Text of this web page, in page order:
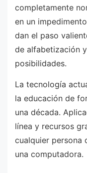
completamente
en un
dan el paso
de alfabetización
posibilidades.
La tecnología
la educación de
una década.
línea y recursos
cualquier persona
una computadora.